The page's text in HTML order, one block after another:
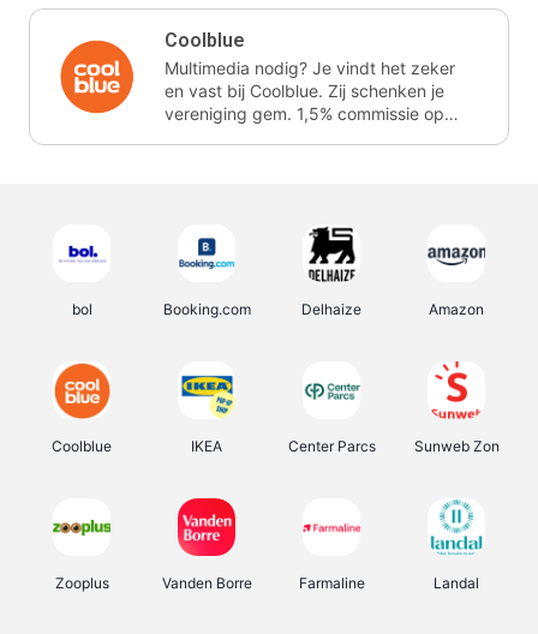
Coolblue
Multimedia nodig? Je vindt het zeker
en vast bij Coolblue. Zij schenken je
vereniging gem. 1,5% commissie op
bol Booking.com Delhaize Amazon
Coolblue IKEA Center Parcs Sunweb Zon
Zooplus Vanden Borre Farmaline Landal